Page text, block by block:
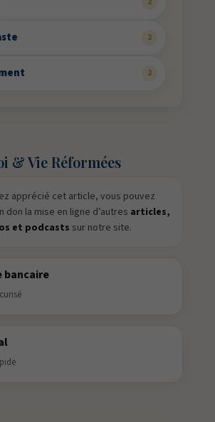
2
2
& Vie Réformées
apprécié cet article, vous pouvez
don la mise en ligne d’autres articles,
et podcasts sur notre site.
bancaire